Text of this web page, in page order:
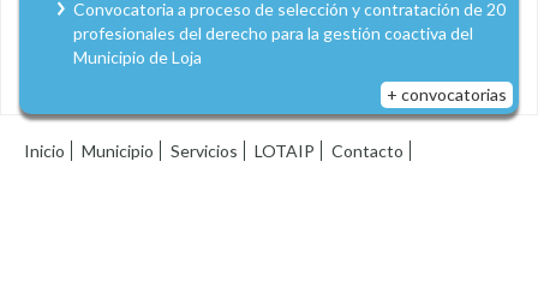
Convocatoria a proceso de selección y contratación de 20
profesionales del derecho para la gestión coactiva del
Municipio de Loja
+ convocatorias
Inicio Municipio Servicios LOTAIP Contacto